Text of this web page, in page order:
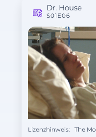
Dr. House
S01E06
Lizenzhinweis: The